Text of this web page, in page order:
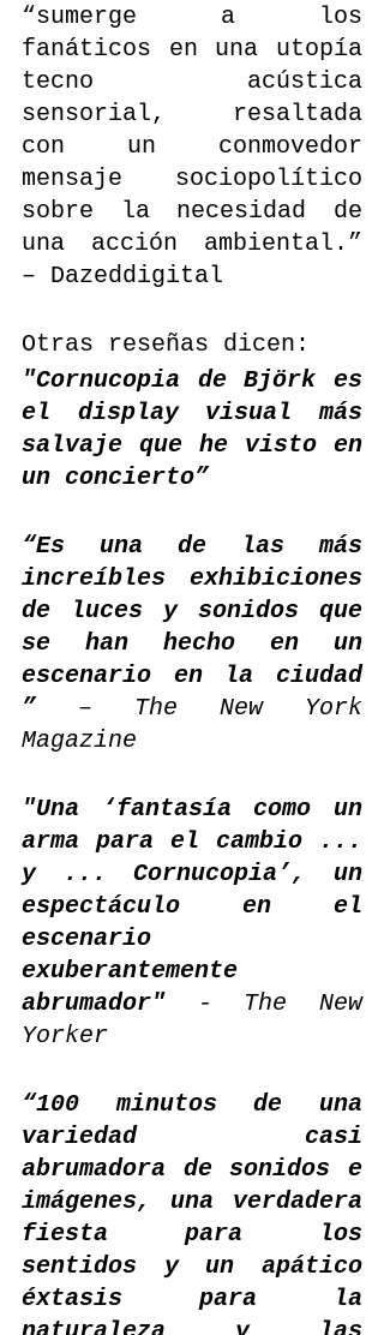
“sumerge a los
fanáticos en una utopía
tecno acústica
sensorial, resaltada
con un conmovedor
mensaje sociopolítico
sobre la necesidad de
una acción ambiental.”
– Dazeddigital
Otras reseñas dicen:
"Cornucopia de Björk es
el display visual más
salvaje que he visto en
un concierto”
“Es una de las más
increíbles exhibiciones
de luces y sonidos que
se han hecho en un
escenario en la ciudad
” – The New York
Magazine
"Una ‘fantasía como un
arma para el cambio ...
y ... Cornucopia’, un
espectáculo en el
escenario
exuberantemente
abrumador" - The New
Yorker
“100 minutos de una
variedad casi
abrumadora de sonidos e
imágenes, una verdadera
fiesta para los
sentidos y un apático
éxtasis para la